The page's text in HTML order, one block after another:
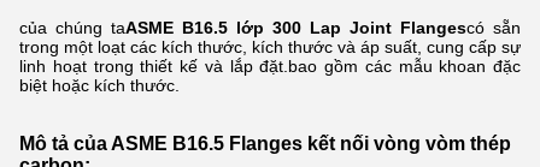
của chúng taASME B16.5 lớp 300 Lap Joint Flangescó sẵn
trong một loạt các kích thước, kích thước và áp suất, cung cấp sự
linh hoạt trong thiết kế và lắp đặt.bao gồm các mẫu khoan đặc
biệt hoặc kích thước.
Mô tả của ASME B16.5 Flanges kết nối vòng vòm thép